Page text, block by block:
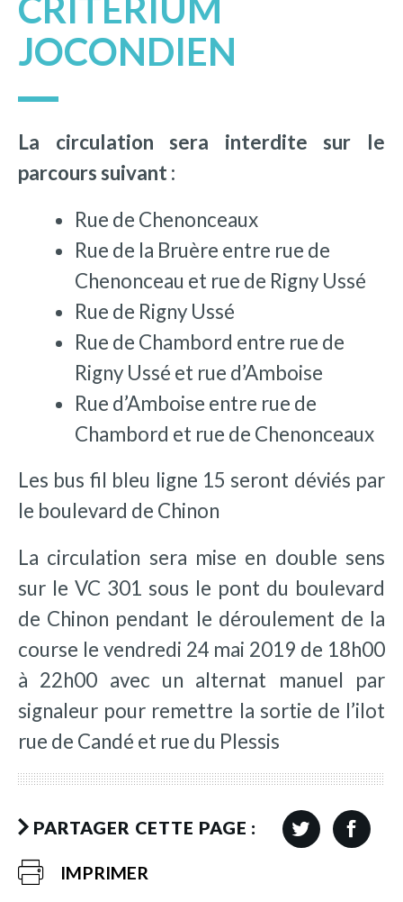
CRITERIUM
JOCONDIEN
La circulation sera interdite sur le
parcours suivant :
Rue de Chenonceaux
Rue de la Bruère entre rue de
Chenonceau et rue de Rigny Ussé
Rue de Rigny Ussé
Rue de Chambord entre rue de
Rigny Ussé et rue d’Amboise
Rue d’Amboise entre rue de
Chambord et rue de Chenonceaux
Les bus fil bleu ligne 15 seront déviés par
le boulevard de Chinon
La circulation sera mise en double sens
sur le VC 301 sous le pont du boulevard
de Chinon pendant le déroulement de la
course le vendredi 24 mai 2019 de 18h00
à 22h00 avec un alternat manuel par
signaleur pour remettre la sortie de l’ilot
rue de Candé et rue du Plessis
PARTAGER CETTE PAGE :
IMPRIMER